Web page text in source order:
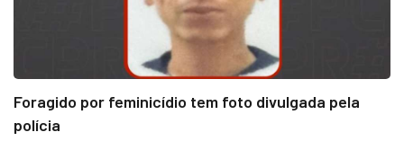
Foragido por feminicídio tem foto divulgada pela
polícia